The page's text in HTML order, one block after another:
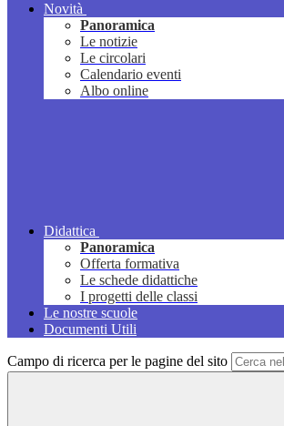
Novità
Panoramica
Le notizie
Le circolari
Calendario eventi
Albo online
Didattica
Panoramica
Offerta formativa
Le schede didattiche
I progetti delle classi
Le nostre scuole
Documenti Utili
Campo di ricerca per le pagine del sito